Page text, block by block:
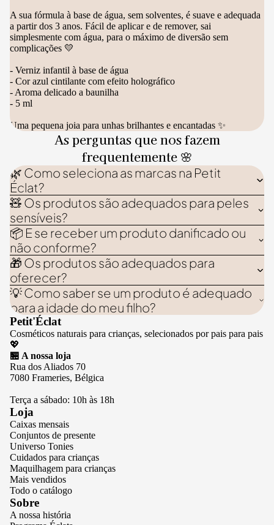
A sua fórmula à base de água, sem solventes, é suave e adequada
a partir dos 3 anos. Fácil de aplicar e de remover, sai
simplesmente com água, para o máximo de diversão sem
complicações 💛
- Verniz infantil à base de água
- Cor azul cintilante com efeito holográfico
- Aroma delicado a baunilha
- 5 ml
Uma pequena joia para unhas brilhantes e encantadas ✨
As perguntas que nos fazem
frequentemente 🌸
🌿 Como seleciona as marcas na Petit
Éclat?
🧸 Os produtos são adequados para peles
sensíveis?
📦 E se receber um produto danificado ou
não conforme?
🎁 Os produtos são adequados para
oferecer?
💡 Como saber se um produto é adequado
para a idade do meu filho?
Petit'Éclat
Cosméticos naturais para crianças, selecionados por pais para pais
💖
🏪 A nossa loja
Rua dos Aliados 70
7080 Frameries, Bélgica
Terça a sábado: 10h às 18h
Loja
Caixas mensais
Conjuntos de presente
Universo Tonies
Cuidados para crianças
Maquilhagem para crianças
Mais vendidos
Todo o catálogo
Sobre
A nossa história